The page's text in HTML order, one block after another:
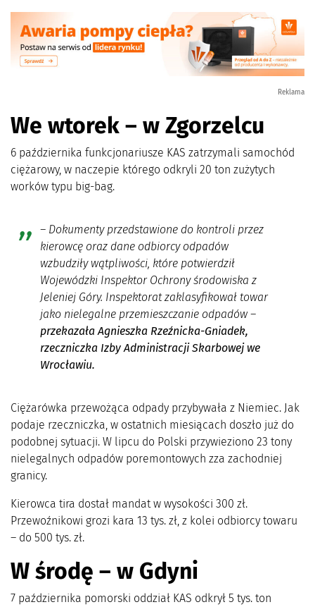
Reklama
We wtorek – w Zgorzelcu
6 października funkcjonariusze KAS zatrzymali samochód
ciężarowy, w naczepie którego odkryli 20 ton zużytych
worków typu big-bag.
– Dokumenty przedstawione do kontroli przez
kierowcę oraz dane odbiorcy odpadów
wzbudziły wątpliwości, które potwierdził
Wojewódzki Inspektor Ochrony środowiska z
Jeleniej Góry. Inspektorat zaklasyfikował towar
jako nielegalne przemieszczanie odpadów –
przekazała Agnieszka Rzeźnicka-Gniadek,
rzeczniczka Izby Administracji Skarbowej we
Wrocławiu.
Ciężarówka przewożąca odpady przybywała z Niemiec. Jak
podaje rzeczniczka, w ostatnich miesiącach doszło już do
podobnej sytuacji. W lipcu do Polski przywieziono 23 tony
nielegalnych odpadów poremontowych zza zachodniej
granicy.
Kierowca tira dostał mandat w wysokości 300 zł.
Przewoźnikowi grozi kara 13 tys. zł, z kolei odbiorcy towaru
– do 500 tys. zł.
W środę – w Gdyni
7 października pomorski oddział KAS odkrył 5 tys. ton